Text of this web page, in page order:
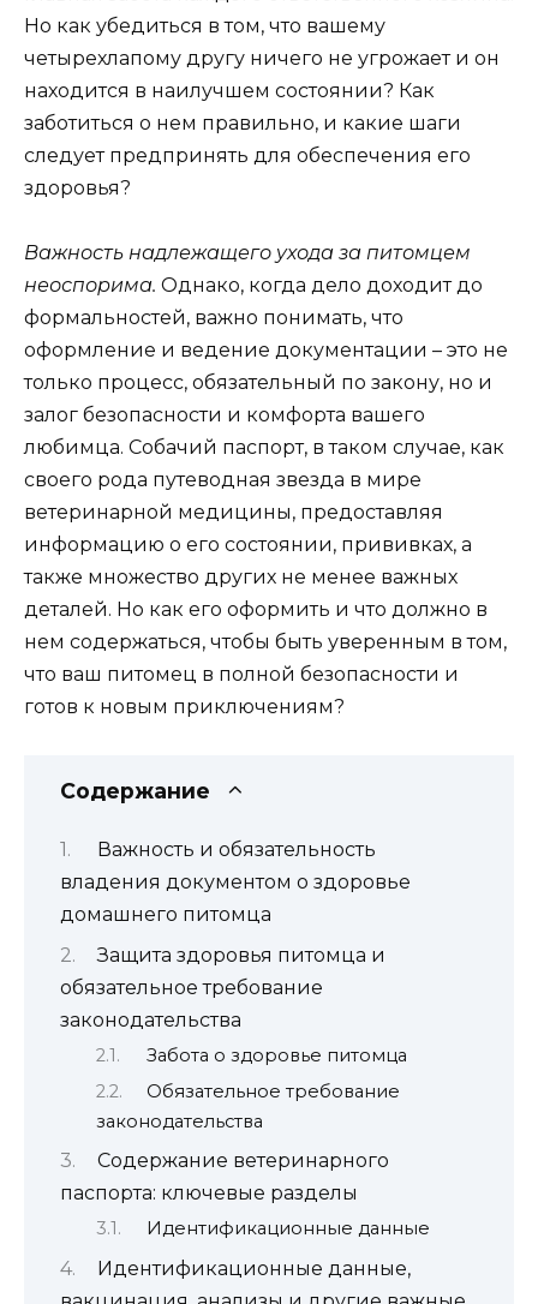
Но как убедиться в том, что вашему
четырехлапому другу ничего не угрожает и он
находится в наилучшем состоянии? Как
заботиться о нем правильно, и какие шаги
следует предпринять для обеспечения его
здоровья?
Важность надлежащего ухода за питомцем
неоспорима. Однако, когда дело доходит до
формальностей, важно понимать, что
оформление и ведение документации – это не
только процесс, обязательный по закону, но и
залог безопасности и комфорта вашего
любимца. Собачий паспорт, в таком случае, как
своего рода путеводная звезда в мире
ветеринарной медицины, предоставляя
информацию о его состоянии, прививках, а
также множество других не менее важных
деталей. Но как его оформить и что должно в
нем содержаться, чтобы быть уверенным в том,
что ваш питомец в полной безопасности и
готов к новым приключениям?
Содержание
Важность и обязательность
владения документом о здоровье
домашнего питомца
Защита здоровья питомца и
обязательное требование
законодательства
Забота о здоровье питомца
Обязательное требование
законодательства
Содержание ветеринарного
паспорта: ключевые разделы
Идентификационные данные
Идентификационные данные,